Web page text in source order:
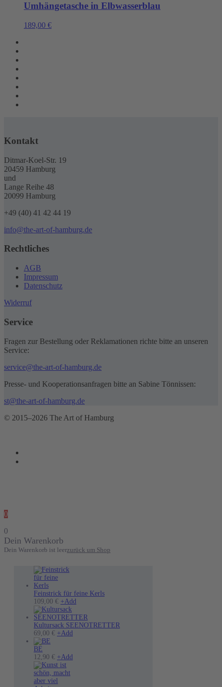
Umhängetasche in Elbwasserblau
189,00 €
Kontakt
Ditmar-Koel-Str. 19
20459 Hamburg
und
Lange Reihe 48
20099 Hamburg
+49 (40) 41 42 44 19
info@the-art-of-hamburg.de
Rechtliches
AGB
Impressum
Datenschutz
Widerruf
Service
Fragen zur Bestellung oder Reklamationen richte bitte an unseren
Service:
service@the-art-of-hamburg.de
Presse- und Kooperationsanfragen bitte an Sabine Tönnissen:
st@the-art-of-hamburg.de
© 2015–2026 The Art of Hamburg
0
0
Dein Warenkorb
Dein Warenkorb ist leerzurück um Shop
Feinstrick für feine Kerls
109,00 € +Add
weist
mehrere
Kultursack SEENOTRETTER
69,00 € +Add
BE
12,90 € +Add